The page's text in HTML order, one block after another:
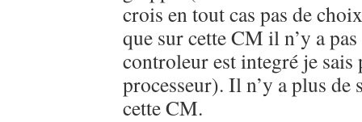
crois en tout cas pas de
que sur cette CM il n’y a
controleur est integré je
processeur). Il n’y a plus
cette CM.